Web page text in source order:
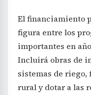
El financiamiento
figura entre los
importantes en
Incluirá obras de
sistemas de
rural y dotar a las